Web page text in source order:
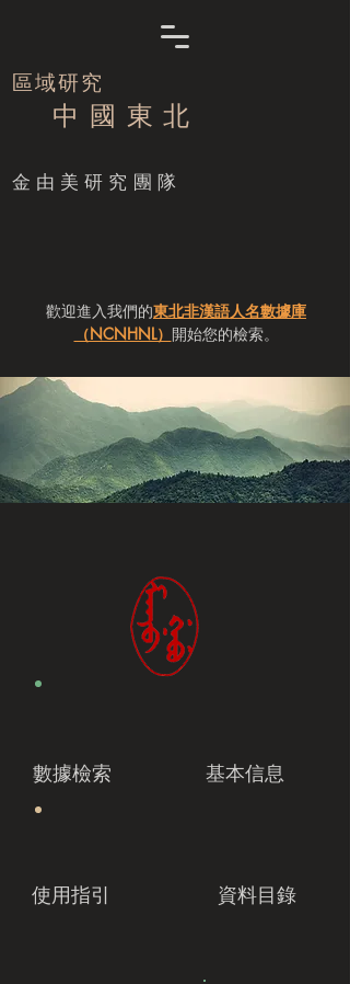
區域研究
中 國 東 北
​金由美研究團隊
歡迎進入我們的東北非漢語人名數據庫
（NCNHNL） 開始您的檢索。
數據檢索 基本信息
使用指引 資料目錄